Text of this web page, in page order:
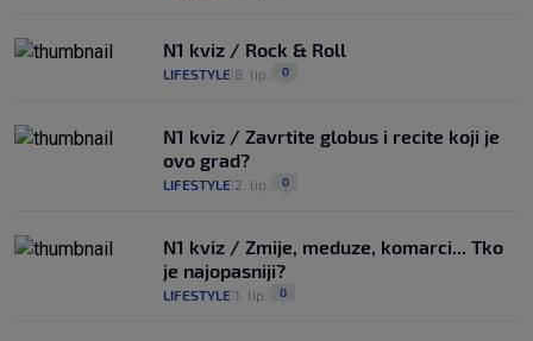
N1 kviz / Rock & Roll
LIFESTYLE 8. lip. 0
N1 kviz / Zavrtite globus i recite koji je
ovo grad?
LIFESTYLE 2. lip. 0
N1 kviz / Zmije, meduze, komarci... Tko
je najopasniji?
LIFESTYLE 1. lip. 0